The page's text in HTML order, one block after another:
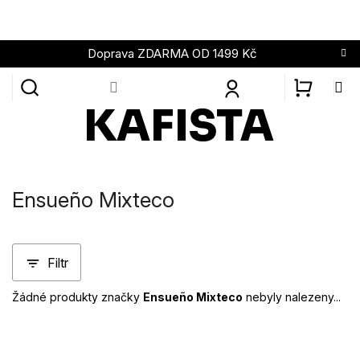
obsah
Doprava ZDARMA OD 1499 Kč
Ensueño Mixteco
Filtr
Žádné produkty značky Ensueño Mixteco nebyly nalezeny...